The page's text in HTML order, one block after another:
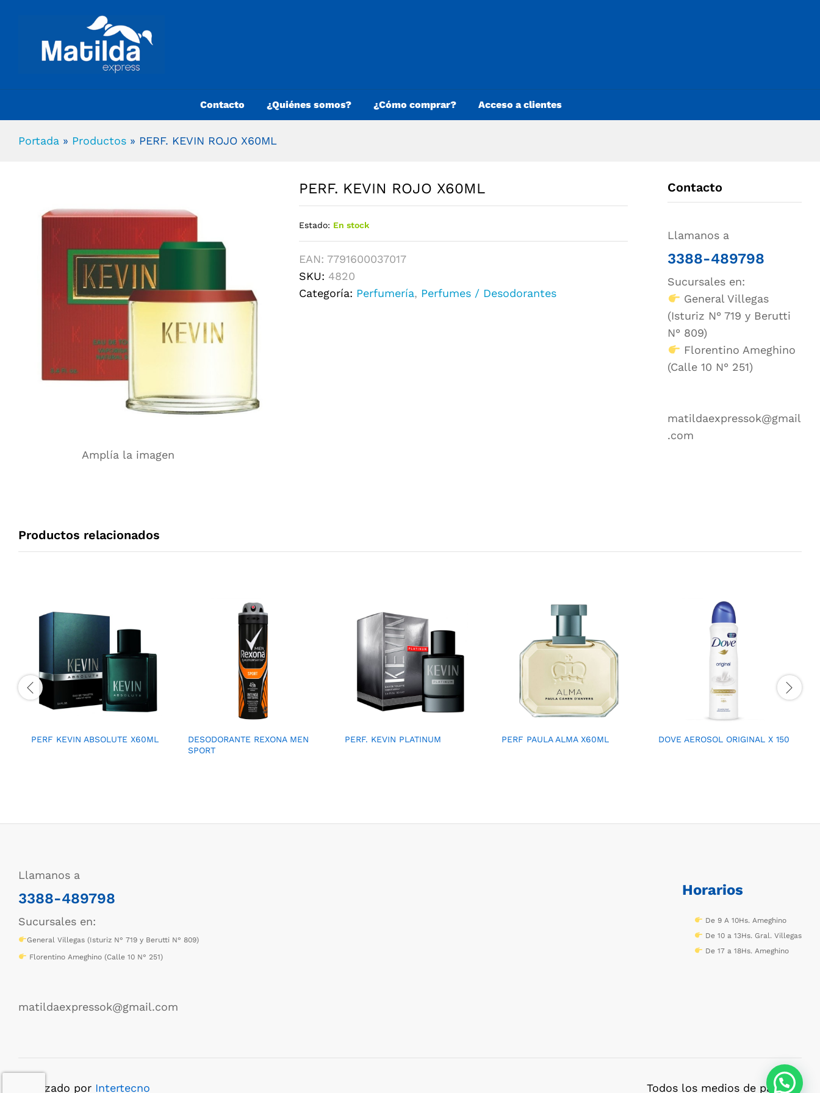
Contacto ¿Quiénes somos? ¿Cómo comprar? Acceso a clientes
Portada » Productos » PERF. KEVIN ROJO X60ML
Amplía la imagen
PERF. KEVIN ROJO X60ML
Estado: En stock
EAN: 7791600037017
SKU: 4820
Categoría: Perfumería, Perfumes / Desodorantes
Contacto
Llamanos a
3388-489798
Sucursales en:
General Villegas
(Isturiz N° 719 y Berutti
N° 809)
Florentino Ameghino
(Calle 10 N° 251)
matildaexpressok@gmail
.com
Productos relacionados
PERF KEVIN ABSOLUTE X60ML
DESODORANTE REXONA MEN
SPORT
PERF. KEVIN PLATINUM PERF PAULA ALMA X60ML DOVE AEROSOL ORIGINAL X 150
Llamanos a
3388-489798
Sucursales en:
General Villegas (Isturiz N° 719 y Berutti N° 809)
Florentino Ameghino (Calle 10 N° 251)
matildaexpressok@gmail.com
Horarios
De 9 A 10Hs. Ameghino
De 10 a 13Hs. Gral. Villegas
De 17 a 18Hs. Ameghino
Realizado por Intertecno Todos los medios de pago